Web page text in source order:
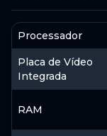
Mercado
Livre
Processador
Placa de Vídeo
Integrada
RAM